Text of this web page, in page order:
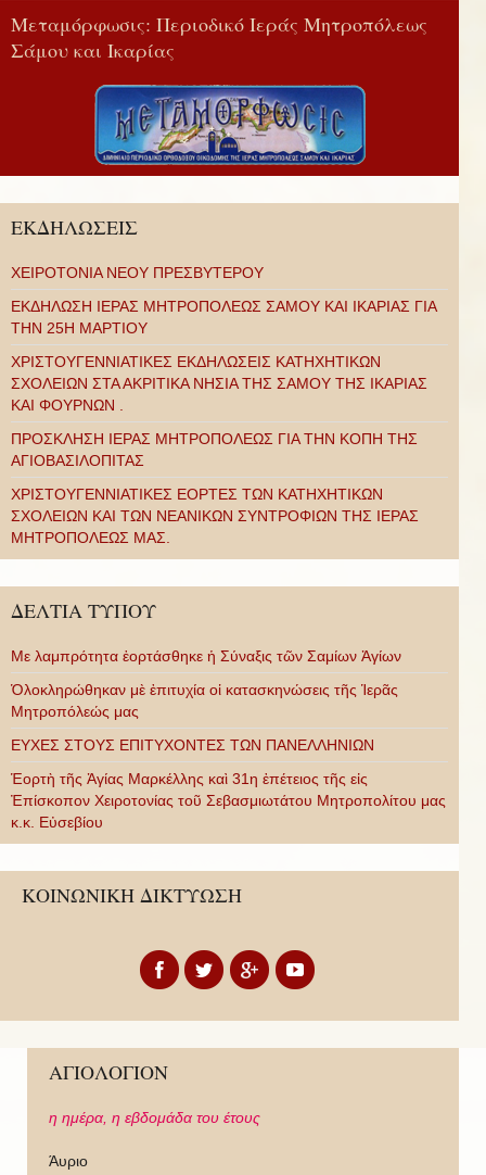
Μεταμόρφωσις: Περιοδικό Ιεράς Μητροπόλεως
Σάμου και Ικαρίας
ΕΚΔΗΛΩΣΕΙΣ
ΧΕΙΡΟΤΟΝΙΑ ΝΕΟΥ ΠΡΕΣΒΥΤΕΡΟΥ
ΕΚΔΗΛΩΣΗ ΙΕΡΑΣ ΜΗΤΡΟΠΟΛΕΩΣ ΣΑΜΟΥ ΚΑΙ ΙΚΑΡΙΑΣ ΓΙΑ
ΤΗΝ 25Η ΜΑΡΤΙΟΥ
ΧΡΙΣΤΟΥΓΕΝΝΙΑΤΙΚΕΣ ΕΚΔΗΛΩΣΕΙΣ ΚΑΤΗΧΗΤΙΚΩΝ
ΣΧΟΛΕΙΩΝ ΣΤΑ ΑΚΡΙΤΙΚΑ ΝΗΣΙΑ ΤΗΣ ΣΑΜΟΥ ΤΗΣ ΙΚΑΡΙΑΣ
ΚΑΙ ΦΟΥΡΝΩΝ .
ΠΡΟΣΚΛΗΣΗ ΙΕΡΑΣ ΜΗΤΡΟΠΟΛΕΩΣ ΓΙΑ ΤΗΝ ΚΟΠΗ ΤΗΣ
ΑΓΙΟΒΑΣΙΛΟΠΙΤΑΣ
ΧΡΙΣΤΟΥΓΕΝΝΙΑΤΙΚΕΣ ΕΟΡΤΕΣ ΤΩΝ ΚΑΤΗΧΗΤΙΚΩΝ
ΣΧΟΛΕΙΩΝ ΚΑΙ ΤΩΝ ΝΕΑΝΙΚΩΝ ΣΥΝΤΡΟΦΙΩΝ ΤΗΣ ΙΕΡΑΣ
ΜΗΤΡΟΠΟΛΕΩΣ ΜΑΣ.
ΔΕΛΤΙΑ ΤΥΠΟΥ
Με λαμπρότητα ἑορτάσθηκε ἡ Σύναξις τῶν Σαμίων Ἁγίων
Ὁλοκληρώθηκαν μὲ ἐπιτυχία οἱ κατασκηνώσεις τῆς Ἱερᾶς
Μητροπόλεώς μας
ΕΥΧΕΣ ΣΤΟΥΣ ΕΠΙΤΥΧΟΝΤΕΣ ΤΩΝ ΠΑΝΕΛΛΗΝΙΩΝ
Ἑορτὴ τῆς Ἁγίας Μαρκέλλης καὶ 31η ἐπέτειος τῆς εἰς
Ἐπίσκοπον Χειροτονίας τοῦ Σεβασμιωτάτου Μητροπολίτου μας
κ.κ. Εὐσεβίου
ΚΟΙΝΩΝΙΚΗ ΔΙΚΤΥΩΣΗ
ΑΓΙΟΛΟΓΙΟΝ
η ημέρα, η εβδομάδα του έτους
Άυριο